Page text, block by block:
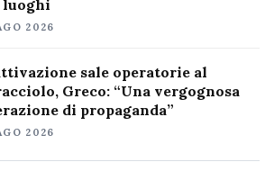
luoghi
2026
sale operatorie al
Greco: “Una vergognosa
di propaganda”
2026